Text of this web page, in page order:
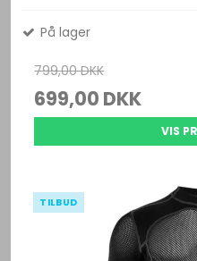
På lager
799,00 DKK
699,00 DKK
VIS
TILBUD